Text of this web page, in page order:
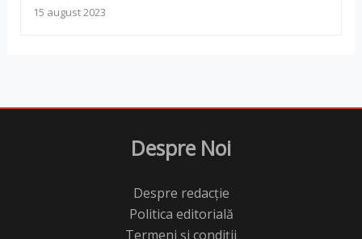
15 august 2023
Despre Noi
Despre redacție
Politica editorială
Termeni și condiții